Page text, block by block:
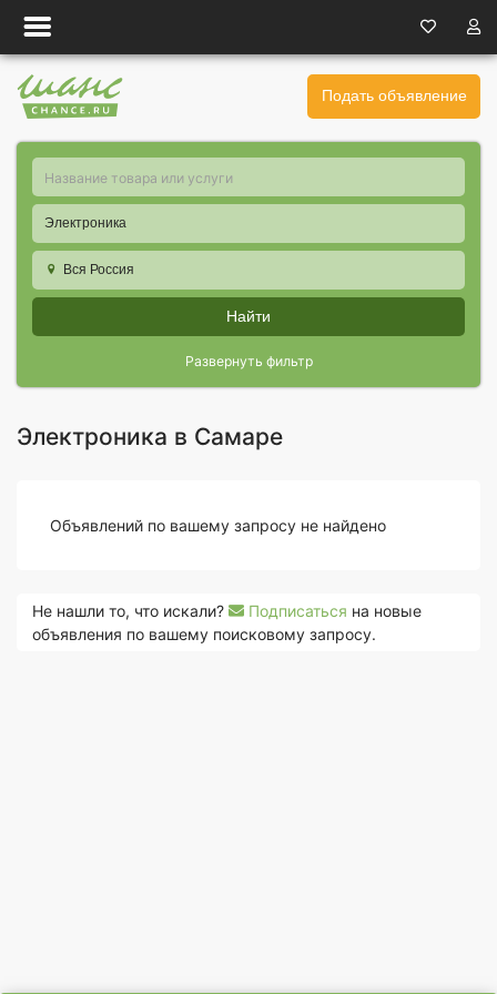
Подать объявление
Электроника
Вся Россия
Найти
Развернуть фильтр
Электроника в Самаре
Объявлений по вашему запросу не найдено
Не нашли то, что искали? Подписаться на новые
объявления по вашему поисковому запросу.